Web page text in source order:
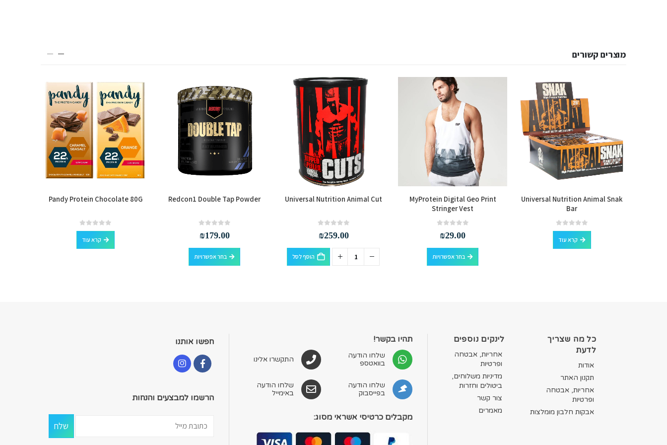
מוצרים קשורים
Universal Nutrition Animal Snak
Bar
0
out of 5
קרא עוד
MyProtein Digital Geo Print
Stringer Vest
₪29.00
בחר אפשרויות
למוצר זה יש מספר סוגים. ניתן לבחור את האפשרויות בעמוד המוצר
Universal Nutrition Animal Cut
₪259.00
הוסף לסל
Redcon1 Double Tap Powder
₪179.00
בחר אפשרויות
למוצר זה יש מספר סוגים. ניתן לבחור את האפשרויות בעמוד המוצר
Pandy Protein Chocolate 80G
0
out of 5
קרא עוד
כל מה שצריך
לדעת
אודות
תקנון האתר
אחריות, אבטחה
ופרטיות
אבקות חלבון מומלצות
לינקים נוספים
אחריות, אבטחה
ופרטיות
מדיניות משלוחים,
ביטולים וחזרות
צור קשר
מאמרים
תהיו בקשר!
שלחו הודעה
בוואטספ
שלחו הודעה
בפייסבוק
התקשרו אלינו
שלחו הודעה
באימייל
מקבלים כרטיסי אשראי מסוג:
חפשו אותנו
הרשמו למבצעים והנחות